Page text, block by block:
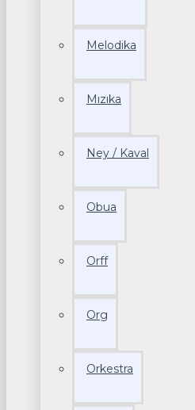
Melodika
Mızıka
Ney / Kaval
Obua
Orff
Org
Orkestra